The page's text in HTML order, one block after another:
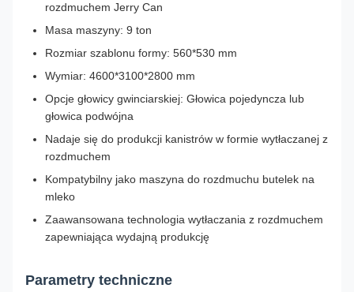
rozdmuchem Jerry Can
Masa maszyny: 9 ton
Rozmiar szablonu formy: 560*530 mm
Wymiar: 4600*3100*2800 mm
Opcje głowicy gwinciarskiej: Głowica pojedyncza lub
głowica podwójna
Nadaje się do produkcji kanistrów w formie wytłaczanej z
rozdmuchem
Kompatybilny jako maszyna do rozdmuchu butelek na
mleko
Zaawansowana technologia wytłaczania z rozdmuchem
zapewniająca wydajną produkcję
Parametry techniczne